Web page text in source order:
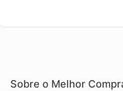
Sobre o Melhor